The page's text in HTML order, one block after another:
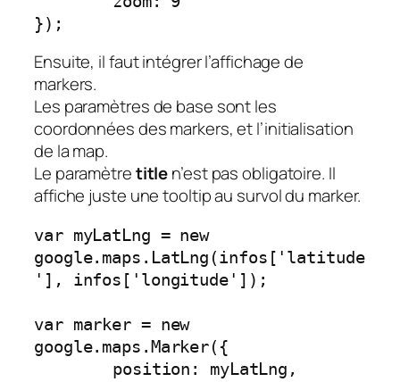
});
Ensuite, il faut intégrer l’affichage de
markers.
Les paramètres de base sont les
coordonnées des markers, et l’initialisation
de la map.
Le paramètretitlen’est pas obligatoire. Il
affiche juste une tooltip au survol du marker.
var myLatLng = new
google.maps.LatLng(infos['latitude
'], infos['longitude']);
var marker = new
google.maps.Marker({